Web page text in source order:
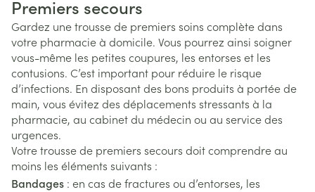
Premiers secours
Gardez une trousse de premiers soins complète dans
votre pharmacie à domicile. Vous pourrez ainsi soigner
vous-même les petites coupures, les entorses et les
contusions. C’est important pour réduire le risque
d’infections. En disposant des bons produits à portée de
main, vous évitez des déplacements stressants à la
pharmacie, au cabinet du médecin ou au service des
urgences.
Votre trousse de premiers secours doit comprendre au
moins les éléments suivants :
Bandages : en cas de fractures ou d’entorses, les